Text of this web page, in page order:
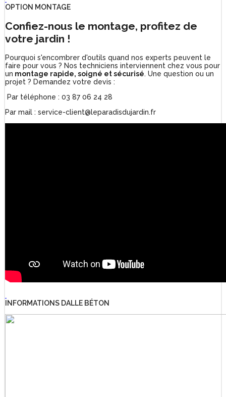
OPTION MONTAGE
Confiez-nous le montage, profitez de
votre jardin !
Pourquoi s'encombrer d'outils quand nos experts peuvent le
faire pour vous ? Nos techniciens interviennent chez vous pour
un montage rapide, soigné et sécurisé. Une question ou un
projet ? Demandez votre devis :
Par téléphone : 03 87 06 24 28
Par mail : service-client@leparadisdujardin.fr
INFORMATIONS DALLE BÉTON